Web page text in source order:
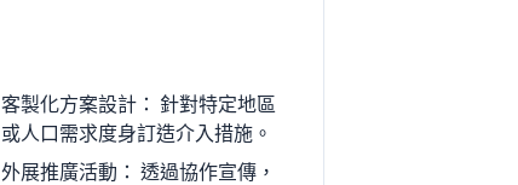
客製化方案設計： 針對特定地區
或人口需求度身訂造介入措施。
外展推廣活動： 透過協作宣傳，